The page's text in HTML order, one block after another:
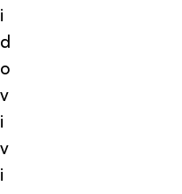
i
d
o
v
i
v
i